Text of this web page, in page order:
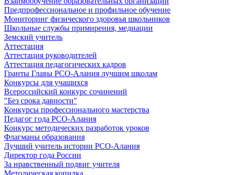
Предпрофессиональное и профильное обучение
Мониторинг физического здоровья школьников
Школьные службы примирения, медиации
Земский учитель
Аттестация
Аттестация руководителей
Аттестация педагогических кадров
Гранты Главы РСО-Алания лучшим школам
Конкурсы для учащихся
Всероссийский конкурс сочинений
"Без срока давности"
Конкурсы профессионального мастерства
Педагог года РСО-Алания
Конкурс методических разработок уроков
Флагманы образования
Лучший учитель истории РСО-Алания
Директор года России
За нравственный подвиг учителя
Методическая копилка